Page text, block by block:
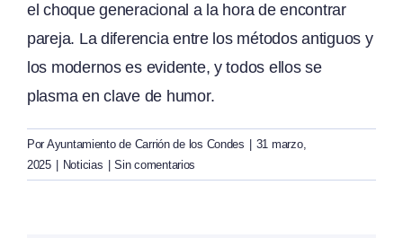
el choque generacional a la hora de encontrar
pareja. La diferencia entre los métodos antiguos y
los modernos es evidente, y todos ellos se
plasma en clave de humor.
Por Ayuntamiento de Carrión de los Condes
31 marzo,
2025
Noticias Sin comentarios